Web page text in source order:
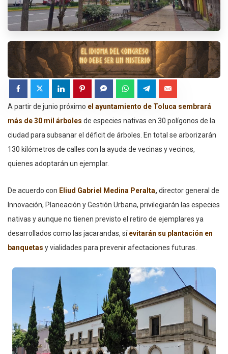
A partir de junio próximo el ayuntamiento de Toluca sembrará
más de 30 mil árboles de especies nativas en 30 polígonos de la
ciudad para subsanar el déficit de árboles. En total se arborizarán
130 kilómetros de calles con la ayuda de vecinas y vecinos,
quienes adoptarán un ejemplar.
De acuerdo con Eliud Gabriel Medina Peralta, director general de
Innovación, Planeación y Gestión Urbana, privilegiarán las especies
nativas y aunque no tienen previsto el retiro de ejemplares ya
desarrollados como las jacarandas, síevitarán su plantación en
banquetas y vialidades para prevenir afectaciones futuras.